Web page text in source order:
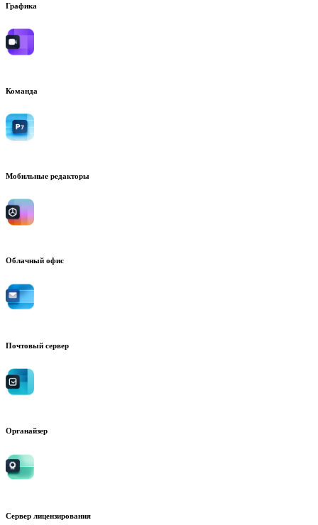
Графика
Команда
Мобильные редакторы
Облачный офис
Почтовый сервер
Органайзер
Сервер лицензирования